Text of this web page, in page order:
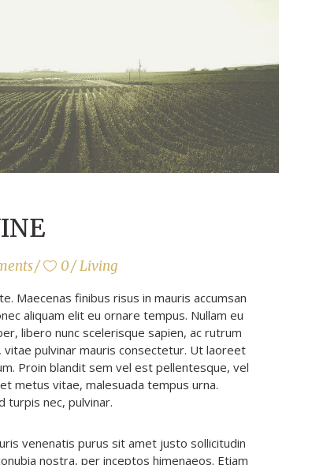
0 Living
Maecenas finibus risus in mauris accumsan
aliquam elit eu ornare tempus. Nullam eu
libero nunc scelerisque sapien, ac rutrum
pulvinar mauris consectetur. Ut laoreet
Proin blandit sem vel est pellentesque, vel
metus vitae, malesuada tempus urna.
turpis nec, pulvinar.
venenatis purus sit amet justo sollicitudin
nostra, per inceptos himenaeos. Etiam